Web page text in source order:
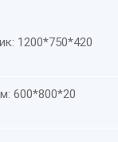
1200*750*420
600*800*20